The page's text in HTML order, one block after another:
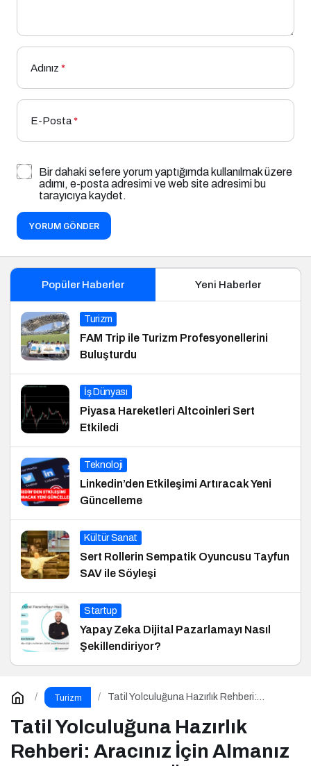
Adınız *
E-Posta*
Bir dahaki sefere yorum yaptığımda kullanılmak üzere
adımı, e-posta adresimi ve web site adresimi bu
tarayıcıya kaydet.
YORUM GÖNDER
Popüler Haberler Yeni Haberler
Turizm
FAM Trip ile Turizm Profesyonellerini
Buluşturdu
İş Dünyası
Piyasa Hareketleri Altcoinleri Sert
Etkiledi
Teknoloji
Linkedin’den Etkileşimi Artıracak Yeni
Güncelleme
Kültür Sanat
Sert Rollerin Sempatik Oyuncusu Tayfun
SAV ile Söyleşi
Startup
Yapay Zeka Dijital Pazarlamayı Nasıl
Şekillendiriyor?
Turizm
Tatil Yolculuğuna Hazırlık Rehberi:
Önlem!
Tatil Yolculuğuna Hazırlık
Rehberi: Aracınız İçin Almanız